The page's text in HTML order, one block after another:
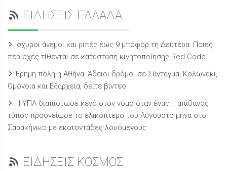
ΕΙΔΗΣΕΙΣ ΕΛΛΑΔΑ
Ισχυροί άνεμοι και ριπές έως 9 μποφόρ τη Δευτέρα: Ποιες
περιοχές τίθενται σε κατάσταση κινητοποίησης Red Code
Έρημη πόλη η Αθήνα: Άδειοι δρόμοι σε Σύνταγμα, Κολωνάκι,
Ομόνοια και Εξάρχεια, δείτε βίντεο
Η ΥΠΑ διαπίστωσε κενό στον νόμο όταν ένας... απίθανος
τύπος προσγείωσε το ελικόπτερο του Αύγουστο μήνα στο
Σαρακήνικο με εκατοντάδες λουόμενους
ΕΙΔΗΣΕΙΣ ΚΟΣΜΟΣ